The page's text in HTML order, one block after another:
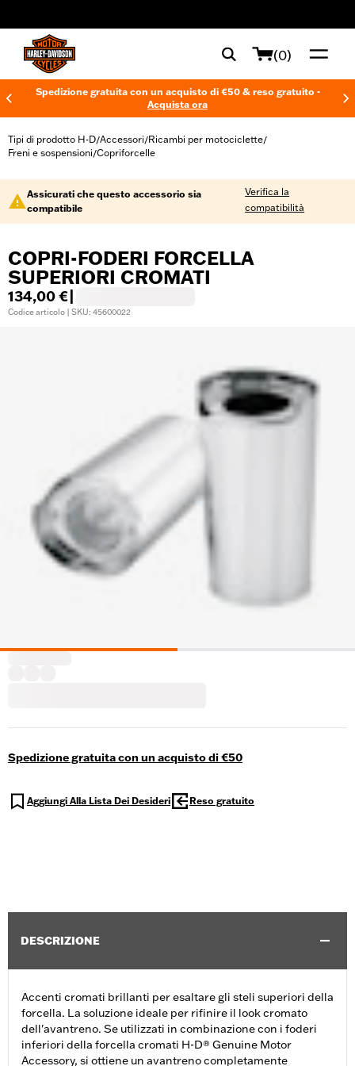
(0)
Spedizione gratuita con un acquisto di €50 & reso gratuito -
Acquista ora
Tipi di prodotto H-D/Accessori/Ricambi per motociclette/
Freni e sospensioni/Copriforcelle
Assicurati che questo accessorio sia
compatibile
Verifica la
compatibilità
COPRI-FODERI FORCELLA
SUPERIORI CROMATI
134,00 €
Codice articolo | SKU: 45600022
Spedizione gratuita con un acquisto di €50
Aggiungi Alla Lista Dei Desideri Reso gratuito
DESCRIZIONE
Accenti cromati brillanti per esaltare gli steli superiori della
forcella. La soluzione ideale per rifinire il look cromato
dell'avantreno. Se utilizzati in combinazione con i foderi
inferiori della forcella cromati H-D® Genuine Motor
Accessory, si ottiene un avantreno completamente